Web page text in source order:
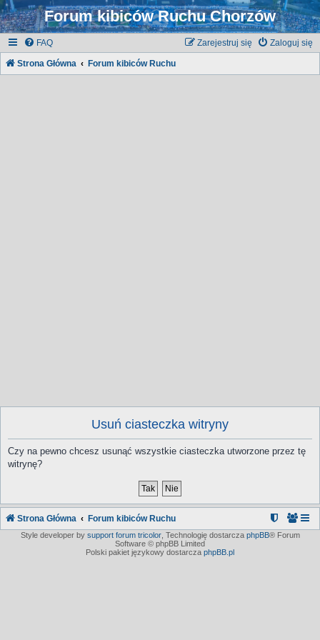
Forum kibiców Ruchu Chorzów
FAQ Zaloguj się
Zarejestruj się
Strona Główna Forum kibiców Ruchu
Usuń ciasteczka witryny
Czy na pewno chcesz usunąć wszystkie ciasteczka utworzone przez tę
witrynę?
Strona Główna Forum kibiców Ruchu
Style developer by support forum tricolor, Technologię dostarcza phpBB® Forum
Software © phpBB Limited
Polski pakiet językowy dostarcza phpBB.pl